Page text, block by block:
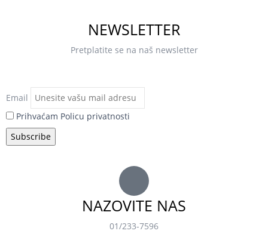
NEWSLETTER
Pretplatite se na naš newsletter
Email
Prihvaćam Policu privatnosti
NAZOVITE NAS
01/233-7596